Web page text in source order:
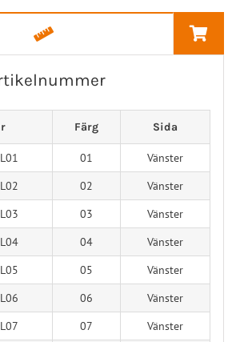
Färg Sida
01
Vänster
02
Vänster
03
Vänster
04
Vänster
05
Vänster
06
Vänster
07
Vänster